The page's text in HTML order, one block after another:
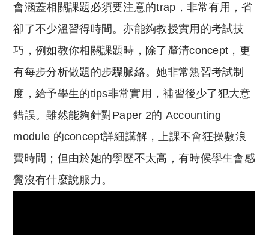
會涵蓋相關課題必須要注意的trap，非常有用，省
卻了不少溫習得時間。亦能夠教授實用的考試技
巧，例如教你相關課題時，除了釐清concept，更
有每步分析做題的步驟脈絡。她非常熟習考試制
度，給予學生的tips非常實用，補習後少了犯大意
錯誤。雖然能夠針對Paper 2的 Accounting
module 的concept詳細講解，上課不會狂操數浪
費時間；但由於她的學歷不太高，有時候學生會感
覺沒有什麼說服力。